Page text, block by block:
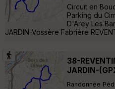
Circuit en
Parking du
D'Arey Les
JARDIN-Vossère Fabrière
38-
JARDIN-
Randonnée